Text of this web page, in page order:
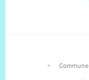
Commune